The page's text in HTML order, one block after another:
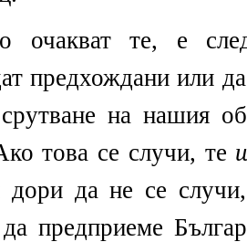
очакват те, е
предхождани или
на нашия
това се случи, те
да не се случи,
предприеме